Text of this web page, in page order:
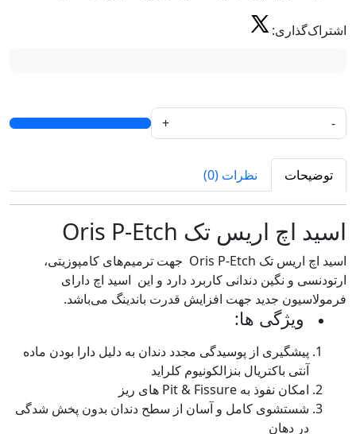
اشتراک‌گذاری:
-
+
توضیحات نظرات (0)
اسید اچ اریس تک Oris P-Etch
اسید اچ اریس تک Oris P-Etch جهت ترمیم‌های کامپوزیتی،
ارتودنسی و نگین دندانی کاربرد دارد و این اسید اچ دارای
فرمولاسیون جدید جهت افزایش قدرت باندینگ می‌باشد.
ویژگی ها:
پیشگیری از پوسیدگی مجدد دندان به دلیل دارا بودن ماده
آنتی باکتریال بنزالکونیوم کلراید
امکان نفوذ به Pit & Fissure های ریز
شستشوی کامل و آسان از سطح دندان بدون پخش شدگی
در دهان